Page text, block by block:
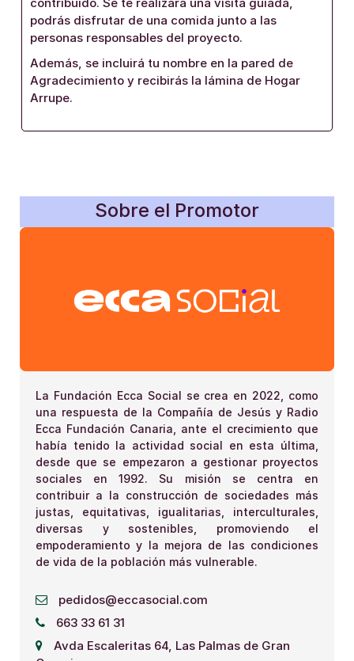
podrás disfrutar de una comida junto a las
personas responsables del proyecto.
Además, se incluirá tu nombre en la pared de
Agradecimiento y recibirás la lámina de Hogar
Arrupe.
Sobre el Promotor
La Fundación Ecca Social se crea en 2022, como
una respuesta de la Compañía de Jesús y Radio
Ecca Fundación Canaria, ante el crecimiento que
había tenido la actividad social en esta última,
desde que se empezaron a gestionar proyectos
sociales en 1992. Su misión se centra en
contribuir a la construcción de sociedades más
justas, equitativas, igualitarias, interculturales,
diversas y sostenibles, promoviendo el
empoderamiento y la mejora de las condiciones
de vida de la población más vulnerable.
pedidos@eccasocial.com
663 33 61 31
Avda Escaleritas 64, Las Palmas de Gran